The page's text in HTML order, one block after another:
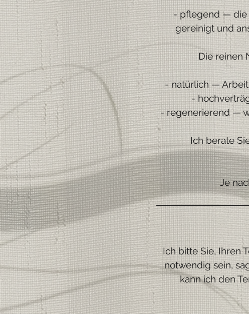
- pflegend — die
gereinigt und
Die reinen
- natürlich — Arbeit
-
- regenerierend —
Ich berate
Je
Ich bitte Sie, Ihren
notwendig sein,
kann ich den